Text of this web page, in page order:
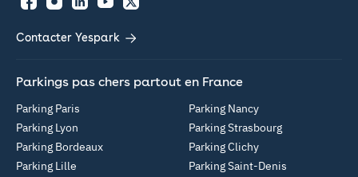
FacebookInstagramLinkedInYouTubeTwitter
Contacter Yespark
Parkings pas chers partout en France
Parking Paris
Parking Lyon
Parking Bordeaux
Parking Lille
Parking Nancy
Parking Strasbourg
Parking Clichy
Parking Saint-Denis